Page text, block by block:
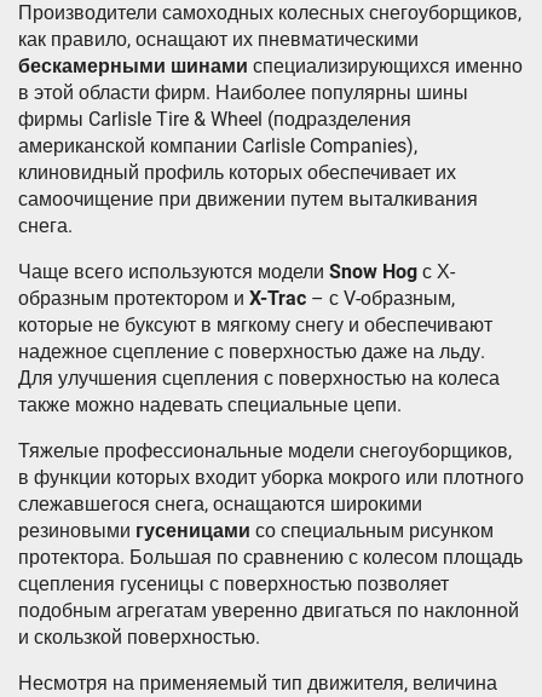
Производители самоходных колесных снегоуборщиков,
как правило, оснащают их пневматическими
бескамерными шинами специализирующихся именно
в этой области фирм. Наиболее популярны шины
фирмы Carlisle Tire & Wheel (подразделения
американской компании Carlisle Companies),
клиновидный профиль которых обеспечивает их
самоочищение при движении путем выталкивания
снега.
Чаще всего используются модели Snow Hog с Х-
образным протектором и X-Trac – с V-образным,
которые не буксуют в мягкому снегу и обеспечивают
надежное сцепление с поверхностью даже на льду.
Для улучшения сцепления с поверхностью на колеса
также можно надевать специальные цепи.
Тяжелые профессиональные модели снегоуборщиков,
в функции которых входит уборка мокрого или плотного
слежавшегося снега, оснащаются широкими
резиновыми гусеницами со специальным рисунком
протектора. Большая по сравнению с колесом площадь
сцепления гусеницы с поверхностью позволяет
подобным агрегатам уверенно двигаться по наклонной
и скользкой поверхностью.
Несмотря на применяемый тип движителя, величина